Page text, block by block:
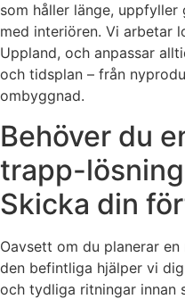
som håller länge,
med interiören. Vi arbetar
Uppland, och anpassar
och tidsplan – från
ombyggnad.
Behöver du
trapp-
Skicka din
Oavsett om du planerar
den befintliga hjälper vi
och tydliga ritningar innan